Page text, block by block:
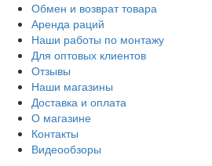
Обмен и возврат товара
Аренда раций
Наши работы по монтажу
Для оптовых клиентов
Отзывы
Наши магазины
Доставка и оплата
О магазине
Контакты
Видеообзоры